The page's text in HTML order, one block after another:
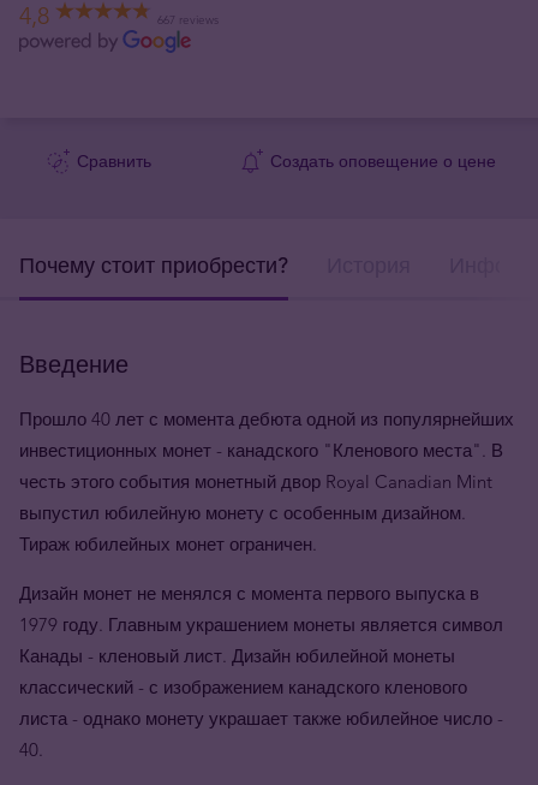
4,8 667 reviews
Сравнить Создать оповещение о цене
Почему стоит приобрести?
Введение
Прошло 40 лет с момента дебюта одной из популярнейших
инвестиционных монет - канадского "Кленового места". В
честь этого события монетный двор Royal Canadian Mint
выпустил юбилейную монету с особенным дизайном.
Тираж юбилейных монет ограничен.
Дизайн монет не менялся с момента первого выпуска в
1979 году. Главным украшением монеты является символ
Канады - кленовый лист. Дизайн юбилейной монеты
классический - с изображением канадского кленового
листа - однако монету украшает также юбилейное число -
40.